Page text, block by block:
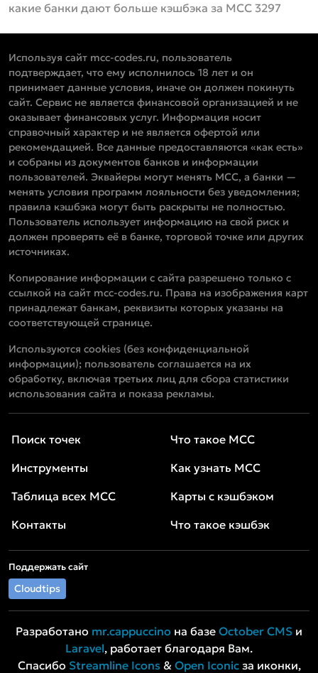
какие банки дают больше кэшбэка за MCC 3297
Используя сайт mcc-codes.ru, пользователь
подтверждает, что ему исполнилось 18 лет и он
принимает данные условия, иначе он должен покинуть
сайт. Сервис не является финансовой организацией и не
оказывает финансовых услуг. Информация носит
справочный характер и не является офертой или
рекомендацией. Все данные предоставляются «как есть»
и собраны из документов банков и информации
пользователей. Эквайеры могут менять MCC, а банки —
менять условия программ лояльности без уведомления;
правила кэшбэка могут быть раскрыты не полностью.
Пользователь использует информацию на свой риск и
должен проверять её в банке, торговой точке или других
источниках.
Копирование информации с сайта разрешено только с
ссылкой на сайт mcc-codes.ru. Права на изображения карт
принадлежат банкам, реквизиты которых указаны на
соответствующей странице.
Используются cookies (без конфиденциальной
информации); пользователь соглашается на их
обработку, включая третьих лиц для сбора статистики
использования сайта и показа рекламы.
Поиск точек
Инструменты
Таблица всех MCC
Контакты
Что такое MCC
Как узнать MCC
Карты с кэшбэком
Что такое кэшбэк
Поддержать сайт
Cloudtips
Разработано mr.cappuccino на базе October CMS и
Laravel, работает благодаря Вам.
Спасибо Streamline Icons & Open Iconicза иконки,